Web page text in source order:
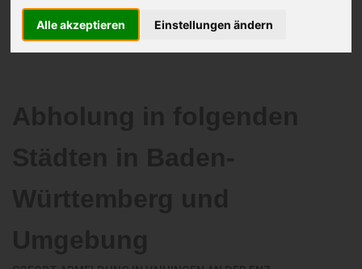
Alle akzeptieren Einstellungen ändern
Wir garantieren 100% Sicherheit.